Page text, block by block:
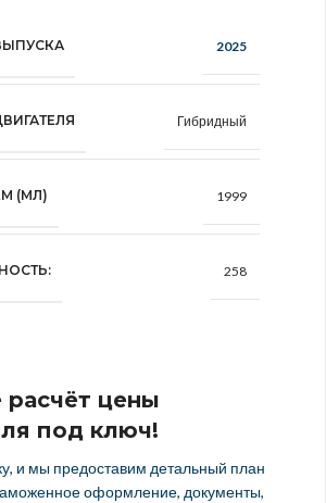
2025
Гибридный
(МЛ) 1999
258
расчёт цены
под ключ!
и мы предоставим детальный план
оформление, документы,